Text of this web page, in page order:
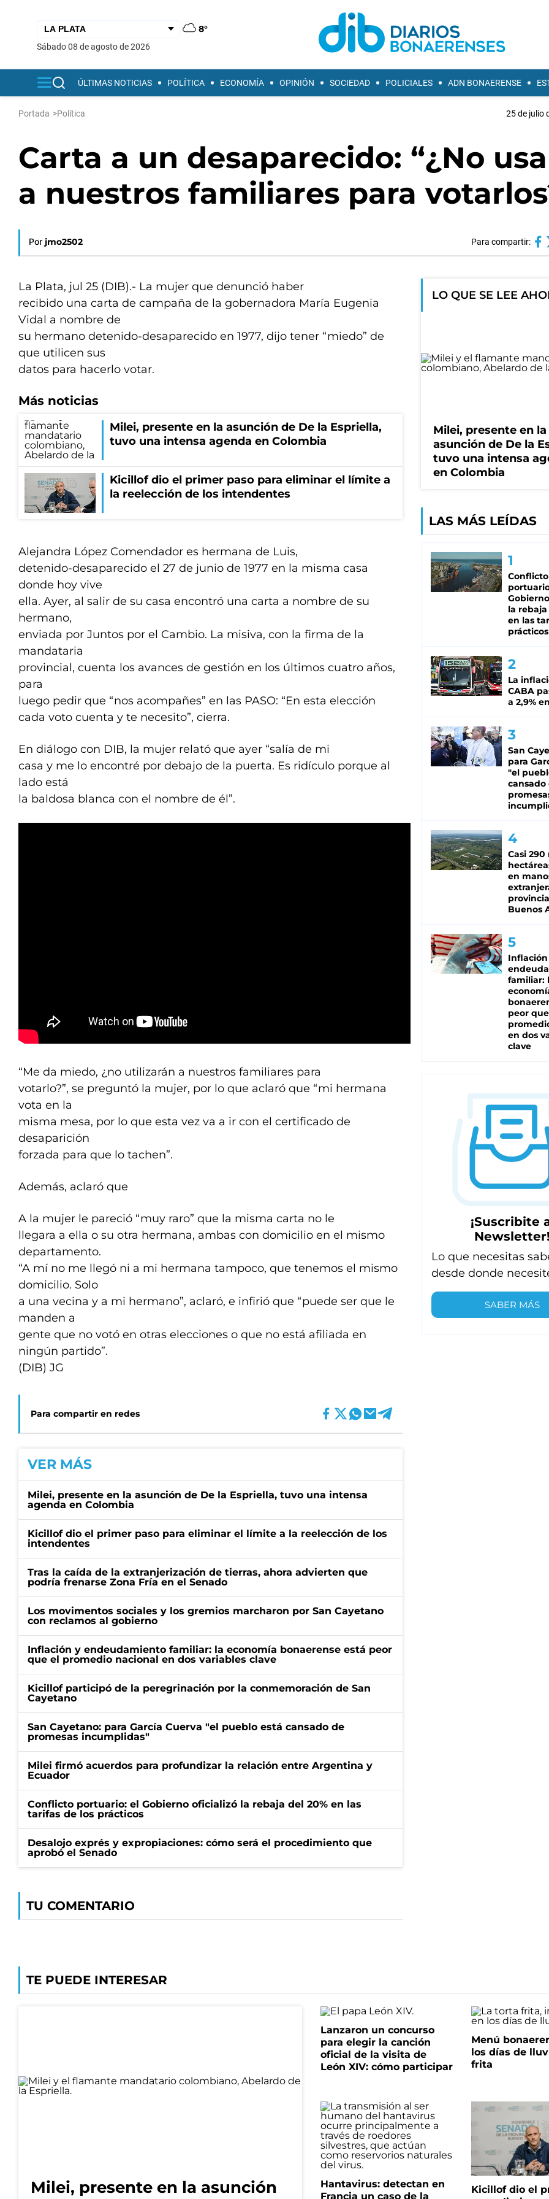
8°
sábado 08 de agosto de 2026
ÚLTIMAS NOTICIAS POLÍTICA ECONOMÍA OPINIÓN SOCIEDAD POLICIALES ADN BONAERENSE
Portada >Política 25 de julio
Carta a un desaparecido: “¿No
a nuestros familiares para
Por jmo2502 Para compartir:
La Plata, jul 25 (DIB).- La mujer que denunció haber
recibido una carta de campaña de la gobernadora María Eugenia
Vidal a nombre de
su hermano detenido-desaparecido en 1977, dijo tener “miedo” de
que utilicen sus
datos para hacerlo votar.
Más noticias
Milei, presente en la asunción de De la Espriella,
tuvo una intensa agenda en Colombia
Kicillof dio el primer paso para eliminar el límite a
la reelección de los intendentes
Alejandra López Comendador es hermana de Luis,
detenido-desaparecido el 27 de junio de 1977 en la misma casa
donde hoy vive
ella. Ayer, al salir de su casa encontró una carta a nombre de su
hermano,
enviada por Juntos por el Cambio. La misiva, con la firma de la
mandataria
provincial, cuenta los avances de gestión en los últimos cuatro años,
para
luego pedir que “nos acompañes” en las PASO: “En esta elección
cada voto cuenta y te necesito”, cierra.
En diálogo con DIB, la mujer relató que ayer “salía de mi
casa y me lo encontré por debajo de la puerta. Es ridículo porque al
lado está
la baldosa blanca con el nombre de él”.
“Me da miedo, ¿no utilizarán a nuestros familiares para
votarlo?”, se preguntó la mujer, por lo que aclaró que “mi hermana
vota en la
misma mesa, por lo que esta vez va a ir con el certificado de
desaparición
forzada para que lo tachen”.
Además, aclaró que
A la mujer le pareció “muy raro” que la misma carta no le
llegara a ella o su otra hermana, ambas con domicilio en el mismo
departamento.
“A mí no me llegó ni a mi hermana tampoco, que tenemos el mismo
domicilio. Solo
a una vecina y a mi hermano”, aclaró, e infirió que “puede ser que le
manden a
gente que no votó en otras elecciones o que no está afiliada en
ningún partido”.
(DIB) JG
Para compartir en redes
VER MÁS
Milei, presente en la asunción de De la Espriella, tuvo una intensa
agenda en Colombia
Kicillof dio el primer paso para eliminar el límite a la reelección de los
intendentes
Tras la caída de la extranjerización de tierras, ahora advierten que
podría frenarse Zona Fría en el Senado
Los movimentos sociales y los gremios marcharon por San Cayetano
con reclamos al gobierno
Inflación y endeudamiento familiar: la economía bonaerense está peor
que el promedio nacional en dos variables clave
Kicillof participó de la peregrinación por la conmemoración de San
Cayetano
San Cayetano: para García Cuerva "el pueblo está cansado de
promesas incumplidas"
Milei firmó acuerdos para profundizar la relación entre Argentina y
Ecuador
Conflicto portuario: el Gobierno oficializó la rebaja del 20% en las
tarifas de los prácticos
Desalojo exprés y expropiaciones: cómo será el procedimiento que
aprobó el Senado
TU COMENTARIO
LO QUE SE LEE
Milei, presente en la
asunción de De la
tuvo una intensa
en Colombia
LAS MÁS LEÍDAS
Conflicto
la rebaja
en las
prácticos
La
CABA
a 2,9%
San
para
"el
cansado
Casi 290
en
Buenos
Inflación
familiar:
peor
en dos
clave
¡Suscribite
Newsletter!
Lo que necesitas
desde donde
SABER MÁS
TE PUEDE INTERESAR
Milei, presente en la asunción
Lanzaron un concurso
para elegir la canción
oficial de la visita de
León XIV: cómo participar
Menú
los días de
frita
Hantavirus: detectan en
Francia un caso de la
Kicillof dio el